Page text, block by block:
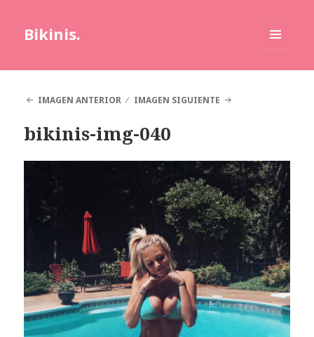
Bikinis.
IMAGEN ANTERIOR
IMAGEN SIGUIENTE
bikinis-img-040